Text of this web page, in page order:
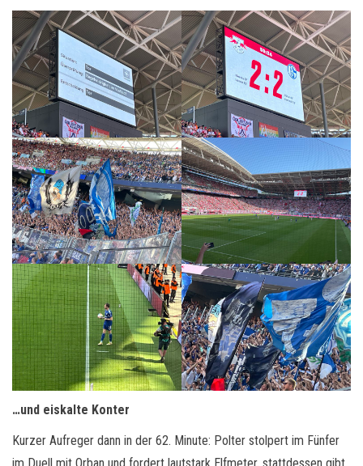
…und eiskalte Konter
Kurzer Aufreger dann in der 62. Minute: Polter stolpert im Fünfer